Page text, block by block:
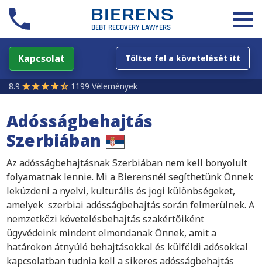
Kapcsolat Töltse fel a követelését itt
8.9 1199 Vélemények
Adósságbehajtás
Szerbiában
Az adósságbehajtásnak Szerbiában nem kell bonyolult
folyamatnak lennie. Mi a Bierensnél segíthetünk Önnek
leküzdeni a nyelvi, kulturális és jogi különbségeket,
amelyek szerbiai adósságbehajtás során felmerülnek. A
nemzetközi követelésbehajtás szakértőiként
ügyvédeink mindent elmondanak Önnek, amit a
határokon átnyúló behajtásokkal és külföldi adósokkal
kapcsolatban tudnia kell a sikeres adósságbehajtás